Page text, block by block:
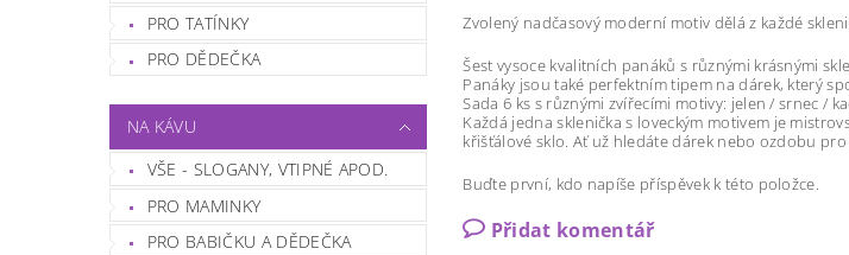
PRO TATÍNKY
PRO DĚDEČKA
NA KÁVU
VŠE - SLOGANY, VTIPNÉ APOD.
PRO MAMINKY
PRO BABIČKU A DĚDEČKA
Zvolený nadčasový moderní motiv dělá z každé
Šest vysoce kvalitních panáků s různými krásnými
Panáky jsou také perfektním tipem na dárek, který
Sada 6 ks s různými zvířecími motivy: jelen / srnec /
Každá jedna sklenička s loveckým motivem je
křišťálové sklo. Ať už hledáte dárek nebo ozdobu pro
Buďte první, kdo napíše příspěvek k této položce.
Přidat komentář